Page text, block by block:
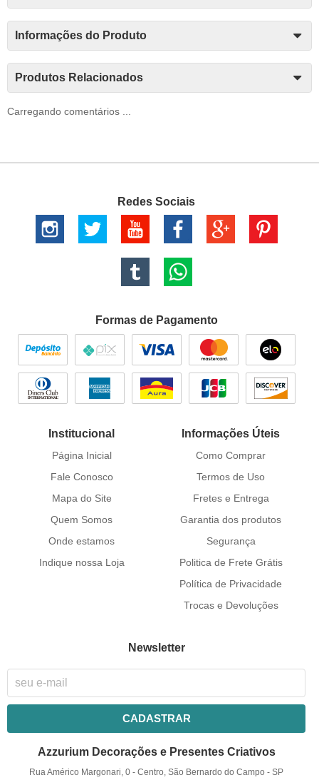
Informações do Produto
Produtos Relacionados
Carregando comentários ...
Redes Sociais
Formas de Pagamento
Institucional
Página Inicial
Fale Conosco
Mapa do Site
Quem Somos
Onde estamos
Indique nossa Loja
Informações Úteis
Como Comprar
Termos de Uso
Fretes e Entrega
Garantia dos produtos
Segurança
Politica de Frete Grátis
Política de Privacidade
Trocas e Devoluções
Newsletter
CADASTRAR
Azzurium Decorações e Presentes Criativos
Rua Américo Margonari, 0 -Centro, São Bernardo do Campo -SP